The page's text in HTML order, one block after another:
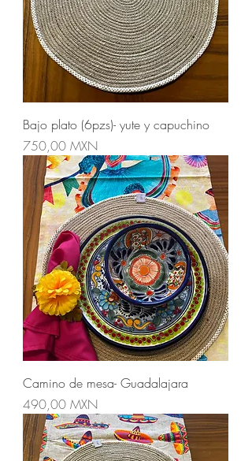
Bajo plato (6pzs)- yute y capuchino
Precio
750,00 MXN
Camino de mesa- Guadalajara
Precio
490,00 MXN